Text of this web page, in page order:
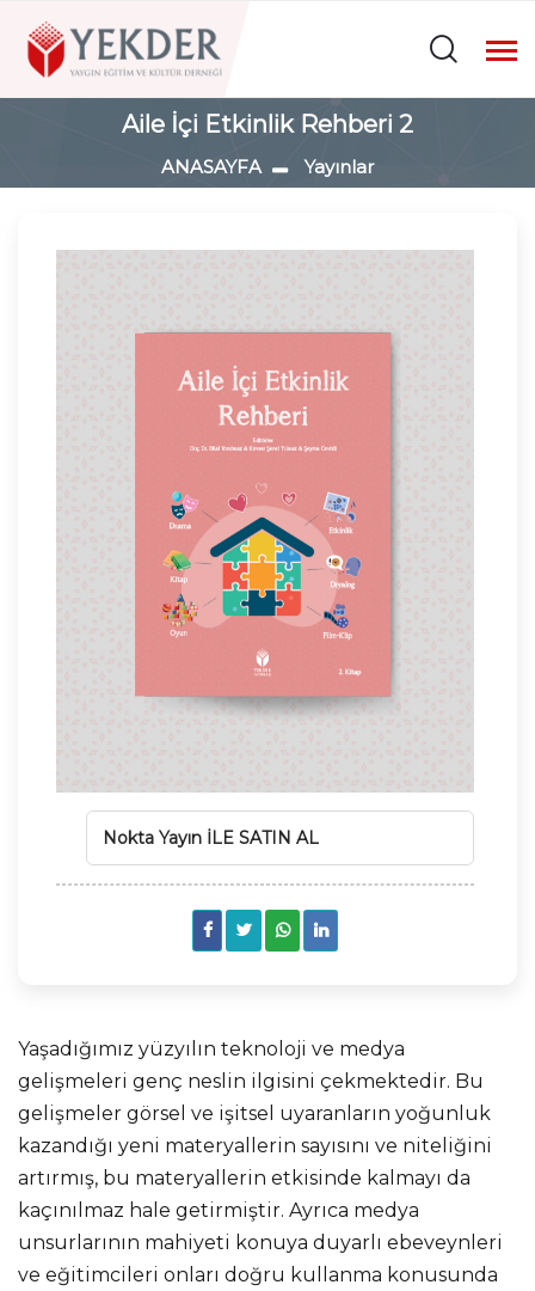
Aile İçi Etkinlik Rehberi 2
ANASAYFA Yayınlar
Nokta Yayın İLE SATIN AL
Yaşadığımız yüzyılın teknoloji ve medya
gelişmeleri genç neslin ilgisini çekmektedir. Bu
gelişmeler görsel ve işitsel uyaranların yoğunluk
kazandığı yeni materyallerin sayısını ve niteliğini
artırmış, bu materyallerin etkisinde kalmayı da
kaçınılmaz hale getirmiştir. Ayrıca medya
unsurlarının mahiyeti konuya duyarlı ebeveynleri
ve eğitimcileri onları doğru kullanma konusunda